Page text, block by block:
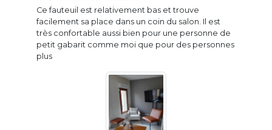
Ce fauteuil est relativement bas et trouve
facilement sa place dans un coin du salon. Il est
très confortable aussi bien pour une personne de
petit gabarit comme moi que pour des personnes
plus